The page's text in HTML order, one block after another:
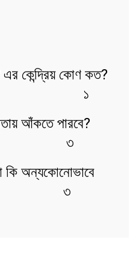
কেন্দ্রিয় কোণ কত?
আঁকতে পারবে?
৩
অন্যকোনোভাবে
যায়? ৩